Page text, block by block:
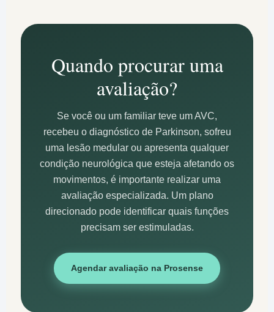
Quando procurar uma
avaliação?
Se você ou um familiar teve um AVC,
recebeu o diagnóstico de Parkinson, sofreu
uma lesão medular ou apresenta qualquer
condição neurológica que esteja afetando os
movimentos, é importante realizar uma
avaliação especializada. Um plano
direcionado pode identificar quais funções
precisam ser estimuladas.
Agendar avaliação na Prosense